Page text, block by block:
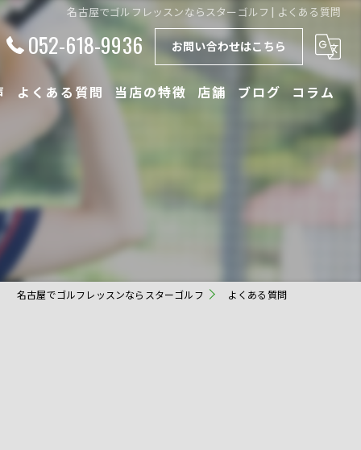
名古屋でゴルフレッスンならスターゴルフ | よくある質問
052-618-9936 お問い合わせはこちら
よくある質問 当店の特徴
フィッティング
店舗 ブログ コラム
名古屋でゴルフレッスンならスターゴルフ よくある質問